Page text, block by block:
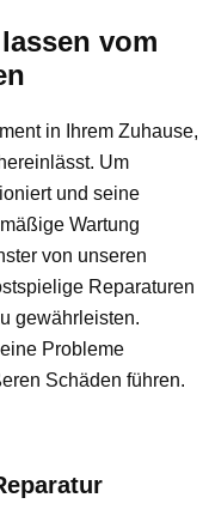
vom
in Ihrem Zuhause,
Um
und seine
Wartung
von unseren
Reparaturen
gewährleisten.
Probleme
Schäden führen.